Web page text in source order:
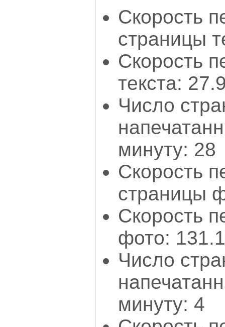
Скорость
страницы
Скорость
текста:
Число
минуту: 28
Скорость
страницы
Скорость
фото:
Число
минуту: 4